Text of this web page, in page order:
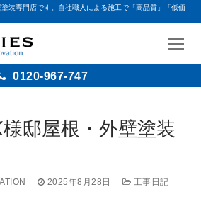
装専門店です。自社職人による施工で「高品質」「低価
0120-967-747
邸屋根・外壁塗装
2025年8月28日 工事日記